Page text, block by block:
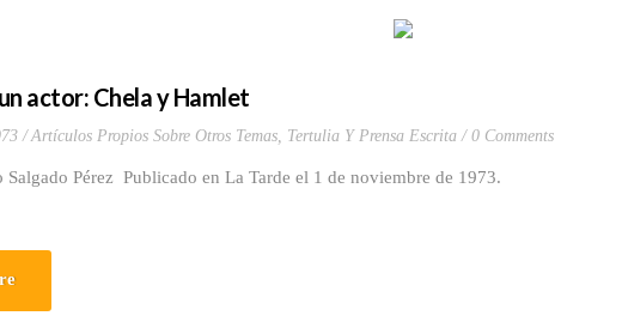
actor: Chela y Hamlet
Artículos Propios Sobre Otros Temas, Tertulia Y Prensa Escrita 0 Comments
Pérez Publicado en La Tarde el 1 de noviembre de 1973.